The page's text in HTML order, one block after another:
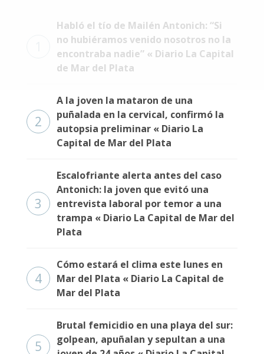
Clasificados
Habló el tío de Mailén Antonich: “Si
no hubiéramos venido nosotros no la
encontraba nadie” « Diario La Capital
de Mar del Plata
2
A la joven la mataron de una
puñalada en la cervical, confirmó la
autopsia preliminar « Diario La
Capital de Mar del Plata
3
Escalofriante alerta antes del caso
Antonich: la joven que evitó una
entrevista laboral por temor a una
trampa « Diario La Capital de Mar del
Plata
4
Cómo estará el clima este lunes en
Mar del Plata « Diario La Capital de
Mar del Plata
5
Brutal femicidio en una playa del sur:
golpean, apuñalan y sepultan a una